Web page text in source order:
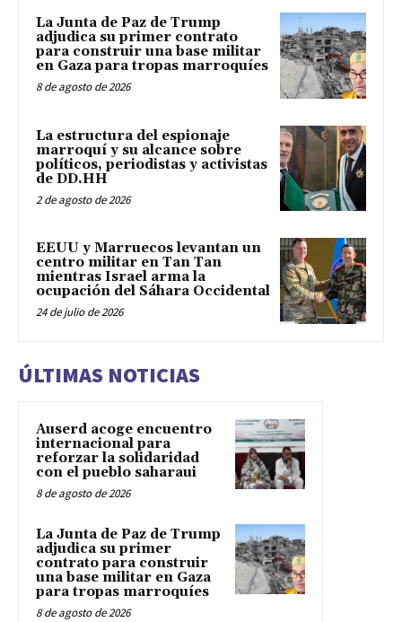
La Junta de Paz de Trump
adjudica su primer contrato
para construir una base militar
en Gaza para tropas marroquíes
8 de agosto de 2026
La estructura del espionaje
marroquí y su alcance sobre
políticos, periodistas y activistas
de DD.HH
2 de agosto de 2026
EEUU y Marruecos levantan un
centro militar en Tan Tan
mientras Israel arma la
ocupación del Sáhara Occidental
24 de julio de 2026
ÚLTIMAS NOTICIAS
Auserd acoge encuentro
internacional para
reforzar la solidaridad
con el pueblo saharaui
8 de agosto de 2026
La Junta de Paz de Trump
adjudica su primer
contrato para construir
una base militar en Gaza
para tropas marroquíes
8 de agosto de 2026